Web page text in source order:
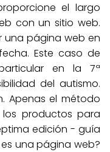
el largo
con un sitio web.
una página web en
Este caso de
en la 7ª
del autismo.
Apenas el método
productos para
edición - guía
una página web?